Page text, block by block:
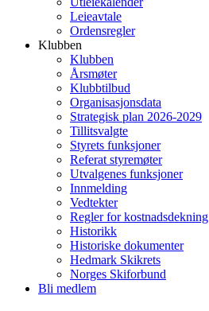
Leieavtale
Ordensregler
Klubben
Klubben
Årsmøter
Klubbtilbud
Organisasjonsdata
Strategisk plan 2026-2029
Tillitsvalgte
Styrets funksjoner
Referat styremøter
Utvalgenes funksjoner
Innmelding
Vedtekter
Regler for kostnadsdekning
Historikk
Historiske dokumenter
Hedmark Skikrets
Norges Skiforbund
Bli medlem